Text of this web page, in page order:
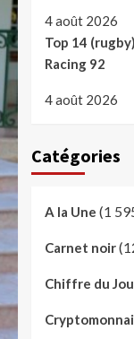
4 août 2026
Top 14
Racing 92
4 août 2026
Catégories
A la Une (1
Carnet noir
Chiffre du